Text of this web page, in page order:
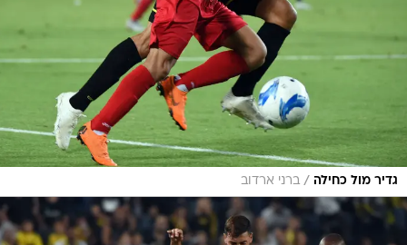
גדיר מול כחילה / ברני ארדוב